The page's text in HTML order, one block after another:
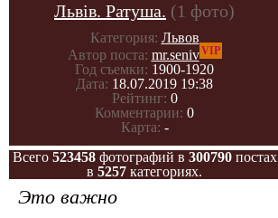
Львів. Ратуша. (1 фото)
Категория: Львов
Автор поста: mr.senivVIP
Год съемки: 1900-1920
Дата: 18.07.2019 19:38
Рейтинг: 0
Комментарии: 0
Карта: -
Всего 523458фотографий в 300790постах
в 5257 категориях.
Это важно